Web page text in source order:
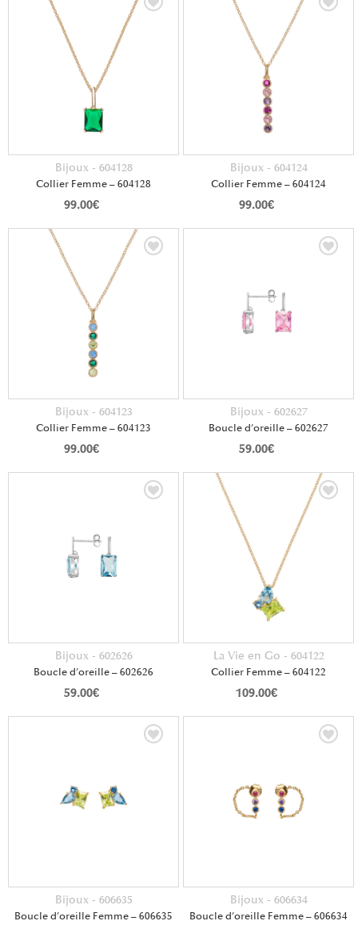
Bijoux - 604128
Collier Femme – 604128
99.00€
Bijoux - 604124
Collier Femme – 604124
99.00€
Bijoux - 604123
Collier Femme – 604123
99.00€
Bijoux - 602627
Boucle d’oreille – 602627
59.00€
Bijoux - 602626
Boucle d’oreille – 602626
59.00€
La Vie en Go - 604122
Collier Femme – 604122
109.00€
Bijoux - 606635
Boucle d’oreille Femme – 606635
Bijoux - 606634
Boucle d’oreille Femme – 606634